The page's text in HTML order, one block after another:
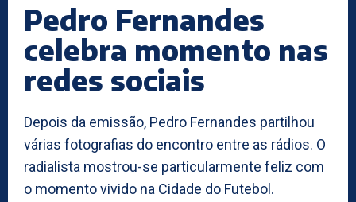
Pedro Fernandes
celebra momento nas
redes sociais
Depois da emissão, Pedro Fernandes partilhou
várias fotografias do encontro entre as rádios. O
radialista mostrou-se particularmente feliz com
o momento vivido na Cidade do Futebol.